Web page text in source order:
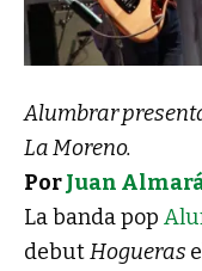
Alumbrar
La Moreno.
PorJuan
La banda pop
debutHogueras